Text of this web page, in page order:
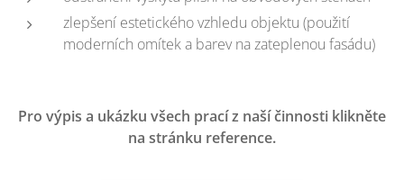
zlepšení estetického vzhledu objektu (použití
moderních omítek a barev na zateplenou fasádu)
Pro výpis a ukázku všech prací z naší činnosti klikněte
na stránku reference.